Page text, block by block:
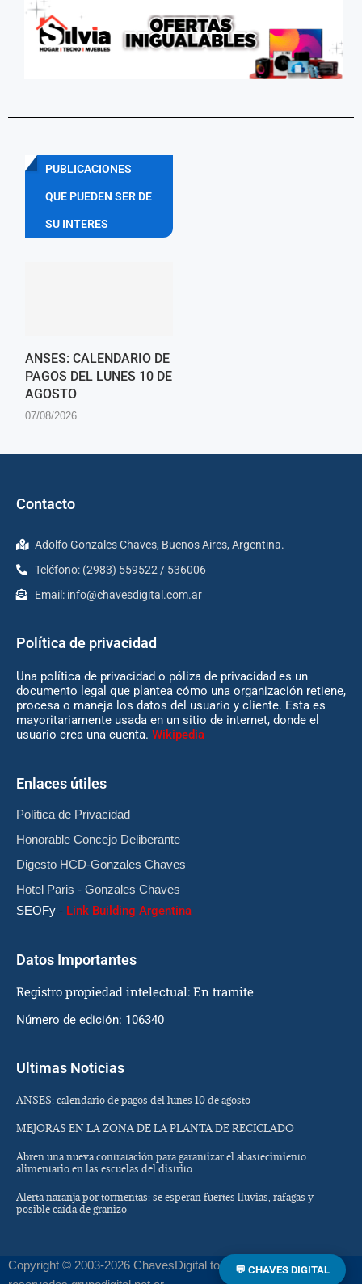
PUBLICACIONES
QUE PUEDEN SER DE
SU INTERES
ANSES: CALENDARIO DE
PAGOS DEL LUNES 10 DE
AGOSTO
07/08/2026
Contacto
Adolfo Gonzales Chaves, Buenos Aires, Argentina.
Teléfono: (2983) 559522 / 536006
Email: info@chavesdigital.com.ar
Política de privacidad
Una política de privacidad o póliza de privacidad es un
documento legal que plantea cómo una organización retiene,
procesa o maneja los datos del usuario y cliente. Esta es
mayoritariamente usada en un sitio de internet, donde el
usuario crea una cuenta. Wikipedia
Enlaces útiles
Política de Privacidad
Honorable Concejo Deliberante
Digesto HCD-Gonzales Chaves
Hotel Paris - Gonzales Chaves
SEOFy - Link Building Argentina
Datos Importantes
Registro propiedad intelectual: En tramite
Número de edición: 106340
Ultimas Noticias
ANSES: calendario de pagos del lunes 10 de agosto
MEJORAS EN LA ZONA DE LA PLANTA DE RECICLADO
Abren una nueva contratación para garantizar el abastecimiento
alimentario en las escuelas del distrito
Alerta naranja por tormentas: se esperan fuertes lluvias, ráfagas y
posible caída de granizo
Copyright © 2003-2026 ChavesDigital todos los derechos
💬 CHAVES DIGITAL